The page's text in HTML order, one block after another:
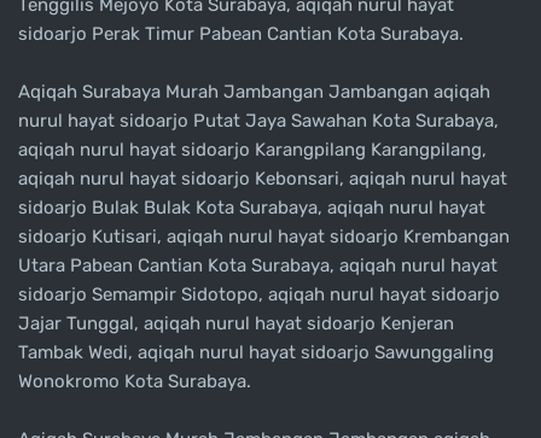
Tenggilis Mejoyo Kota Surabaya, aqiqah nurul hayat
sidoarjo Perak Timur Pabean Cantian Kota Surabaya.
Aqiqah Surabaya Murah Jambangan Jambangan aqiqah
nurul hayat sidoarjo Putat Jaya Sawahan Kota Surabaya,
aqiqah nurul hayat sidoarjo Karangpilang Karangpilang,
aqiqah nurul hayat sidoarjo Kebonsari, aqiqah nurul hayat
sidoarjo Bulak Bulak Kota Surabaya, aqiqah nurul hayat
sidoarjo Kutisari, aqiqah nurul hayat sidoarjo Krembangan
Utara Pabean Cantian Kota Surabaya, aqiqah nurul hayat
sidoarjo Semampir Sidotopo, aqiqah nurul hayat sidoarjo
Jajar Tunggal, aqiqah nurul hayat sidoarjo Kenjeran
Tambak Wedi, aqiqah nurul hayat sidoarjo Sawunggaling
Wonokromo Kota Surabaya.